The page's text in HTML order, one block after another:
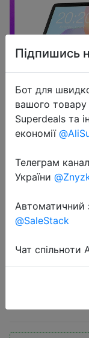
2023-04-06
【World
2023
128GB
4G LTE
Підпишись
Бот для
вашого товару
Superdeals та
економії
Телеграм
України
Автоматичний
@SaleStack
Чат спільноти